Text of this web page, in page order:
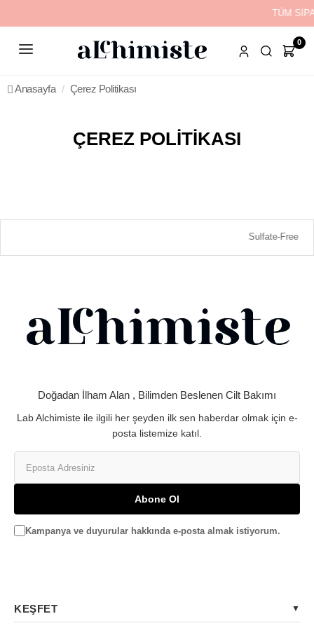
TÜM
0
Anasayfa Çerez Politikası
ÇEREZ POLITIKASI
Sulfate-Free
Doğadan İlham Alan , Bilimden Beslenen Cilt Bakımı
Lab Alchimiste ile ilgili her şeyden ilk sen haberdar olmak için e-
posta listemize katıl.
Abone Ol
Kampanya ve duyurular hakkında e-posta almak istiyorum.
KEŞFET